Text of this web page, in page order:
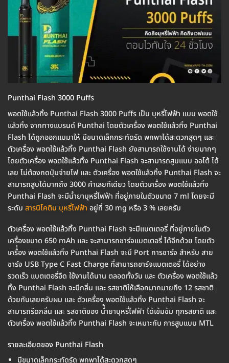
Punthai Flash 3000 Puffs
พอตใช้แล้วทิ้ง Punthai Flash 3000 Puffs เป็น บุหรี่ไฟฟ้า แบบ พอตใช้
แล้วทิ้ง จากทางแบรนด์ Punthai โดยตัวเครื่อง พอตใช้แล้วทิ้ง Punthai
Flash ได้ถูกออกแบมาให้ มีขนาดเล็กกระทัดรัด พกพาได้สะดวกสุดๆ และ
ตัวเครื่อง พอตใช้แล้วทิ้ง Punthai Flash ยังสามารถใช้งานได้ ง่ายมากๆ
โดยตัวเครื่อง พอตใช้แล้วทิ้ง Punthai Flash จะสามารถสูบแบบ ออโต้ ได้
เลย ไม่ต้องกดปุ่มจ่ายไฟ และ ตัวเครื่อง พอตใช้แล้วทิ้ง Punthai Flash จะ
สามารถสูบได้มากถึง 3000 คำเลยทีเดียว โดยตัวเครื่อง พอตใช้แล้วทิ้ง
Punthai Flash จะมีน้ำยาบุหรี่ไฟฟ้า ที่อยู่ภายในตัวขนาด 7 ml โดยจะมี
ระดับ สารนิโคติน บุหรี่ไฟฟ้า อยู่ที่ 30 mg หรือ 3 % เลยครับ
ตัวเครื่อง พอตใช้แล้วทิ้ง Punthai Flash จะมีแบตเตอรี่ ที่อยู่ภายในตัว
เครื่องขนาด 650 mAh และ จะสามารถชาร์จแบตเตอรี่ ได้อีกด้วย โดยตัว
เครื่่อง พอตใช้แล้วทิ้ง Punthai Flash จะมี Port การชาร์จ สำหรับ สาย
ชาร์จ USB Type C Fast Charge ที่สามารถชาร์จแบตเตอรี่ ได้อย่าง
รวดเร็ว แบตเตอรี่อึด ใช้งานได้นาน ตลอดทั้งวัน และ ตัวเครื่อง พอตใช้แล้ว
ทิ้ง Punthai Flash จะมีกลิ่น และ รสชาติให้เลือกมากมายถึง 12 รสชาติ
ด้วยกันเลยครับผม และ ตัวเครื่อง พอตใช้แล้วทิ้ง Punthai Flash จะ
สามารถรีดกลิ่น และ รสชาติของ น่้ำยาบุหรี่ไฟฟ้า ได้เข้มข้ม ทุกรสชาติ และ
ตัวเครื่อง พอตใช้แล้วทิ้ง Punthai Flash จะเหมาะกับ การสูบแบบ MTL
รายละเอียดของ Punthai Flash
มีขนาดเล็กกระทัดรัด พกพาได้สะดวกสุดๆ